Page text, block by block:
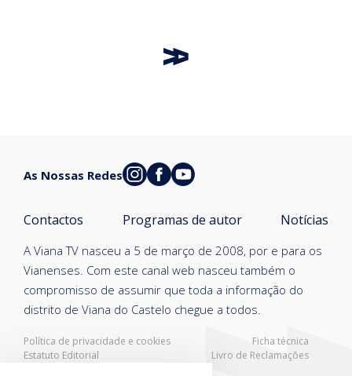
Política de privacidade e cookies
Ficha técnica
Estatuto Editorial
Livro de Reclamações
A Viana TV nasceu a 5 de março de 2008, por e para os
Vianenses. Com este canal web nasceu também o
compromisso de assumir que toda a informação do
distrito de Viana do Castelo chegue a todos.
Contactos Programas de autor Notícias
As Nossas Redes